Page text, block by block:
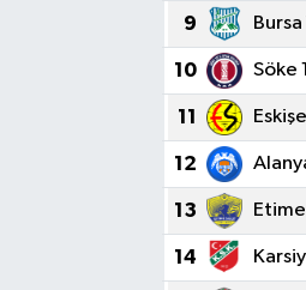
9 Bursa
10 Söke
11
12
13
14